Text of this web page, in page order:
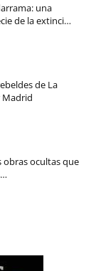
una
de la extinci…
de La
Madrid
obras ocultas que